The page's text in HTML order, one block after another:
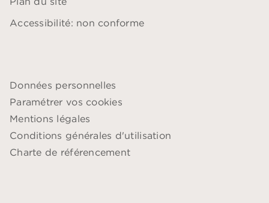
Accessibilité: non conforme
Données personnelles
Paramétrer vos cookies
Mentions légales
Conditions générales d'utilisation
Charte de référencement